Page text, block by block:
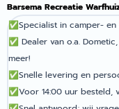
Barsema Recreatie
✅Specialist in camper-
✅ Dealer van o.a.
meer!
✅Snelle levering en
✅Voor 14:00 uur besteld,